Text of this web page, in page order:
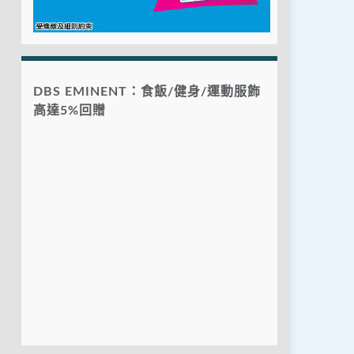
DBS EMINENT：食飯/健身/運動服飾
高達5%回贈